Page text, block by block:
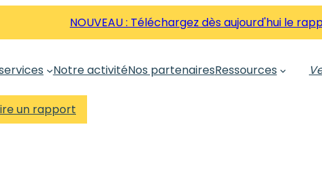
NOUVEAU : Téléchargez dès aujourd'hui le
Notre activitéNos partenairesRessources
un rapport